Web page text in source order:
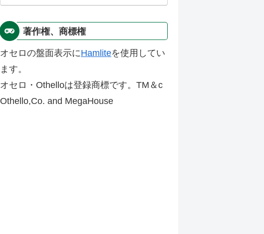
著作権、商標権
オセロの盤面表示にHamliteを使用してい
ます。
オセロ・Othelloは登録商標です。TM＆c
Othello,Co. and MegaHouse